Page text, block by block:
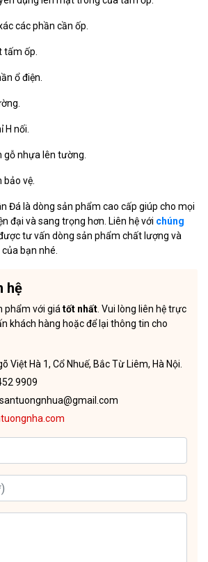
các phần cần ốp.
tấm ốp.
ổ điện.
H nối.
gỗ nhựa lên tường.
bảo vệ.
Đá là dòng sản phẩm cao cấp giúp cho mọi
đại và sang trọng hơn. Liên hệ với chúng
tư vấn dòng sản phẩm chất lượng và
bạn nhé.
hệ
phẩm với giátốt nhất. Vui lòng liên hệ trực
khách hàng hoặc để lại thông tin cho
Việt Hà 1, Cổ Nhuế, Bắc Từ Liêm, Hà Nội.
9909